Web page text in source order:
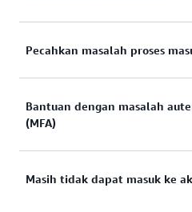
Perlu bantuan untuk masuk
Lihat dokumentasi
Pecahkan masalah proses
Mencoba masuk, tetapi
berfungsi? Atau tidak
Lihat solusi
Bantuan dengan masalah
(MFA)
Perangkat Autentikasi Multi-
Masih tidak dapat masuk ke